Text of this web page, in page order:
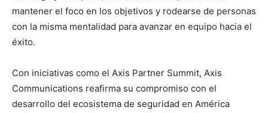
mantener el foco en los objetivos y rodearse de personas
con la misma mentalidad para avanzar en equipo hacia el
éxito.
Con iniciativas como el Axis Partner Summit, Axis
Communications reafirma su compromiso con el
desarrollo del ecosistema de seguridad en América